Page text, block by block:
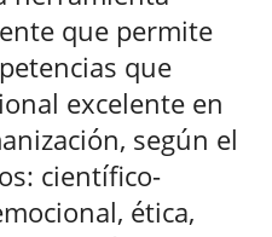
que permite
que
excelente en
según el
científico-
ética,